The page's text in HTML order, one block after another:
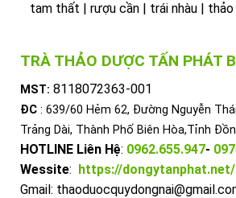
tam thất | rượu cần | trái nhàu |
TRÀ THẢO DƯỢC TẤN PHÁT
MST: 8118072363-001
ĐC : 639/60 Hẻm 62, Đường Nguyễn
Trảng Dài, Thành Phố Biên Hòa,Tỉnh
HOTLINE Liên Hệ: 0962.655.947-
Wessite: https://dongytanphat.net/
Gmail: